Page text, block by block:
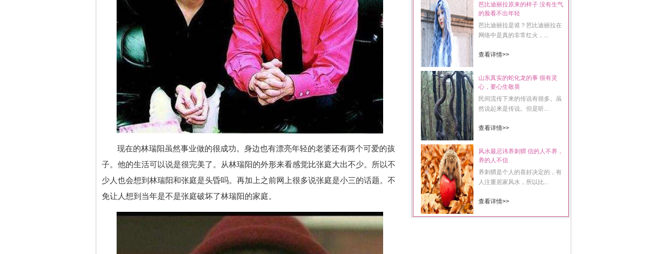
现在的林瑞阳虽然事业做的很成功。身边也有漂亮年轻的老婆还有两个可爱的孩
子。他的生活可以说是很完美了。从林瑞阳的外形来看感觉比张庭大出不少。所以不
少人也会想到林瑞阳和张庭是头昏吗。再加上之前网上很多说张庭是小三的话题。不
免让人想到当年是不是张庭破坏了林瑞阳的家庭。
芭比迪丽拉原来的样子 没有生气
的脸看不出年轻
芭比迪丽拉是谁？芭比迪丽拉在
网络中是真的非常红火，...
查看详情>>
山东真实的蛇化龙的事 很有灵
心，要心生敬畏
民间流传下来的传说有很多。虽
然说起来是传说。但是听...
查看详情>>
风水最忌讳养刺猬 信的人不养，
养的人不信
养刺猬是个人的喜好决定的，有
人注重居家风水，所以比...
查看详情>>